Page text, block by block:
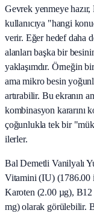
Gevrek yenmeye
kullanıcıya "hangi
verir. Eğer hedef daha
alanları başka bir
yaklaşımdır. Örneğin
ama mikro besin
artırabilir. Bu ekranın
kombinasyon kararını
çoğunlukla tek bir
ilerler.
Bal Demetli Vanilyalı
Vitamini (IU) (1786.00
Karoten (2.00 µg),
mg) olarak görülebilir.